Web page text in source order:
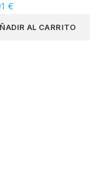
€
AL CARRITO